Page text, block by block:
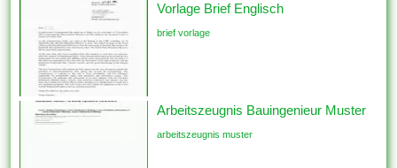
Vorlage Brief Englisch
brief vorlage
Arbeitszeugnis Bauingenieur Muster
arbeitszeugnis muster